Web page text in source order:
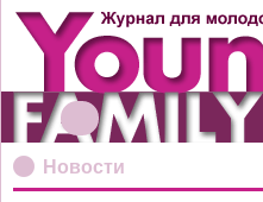
Новости